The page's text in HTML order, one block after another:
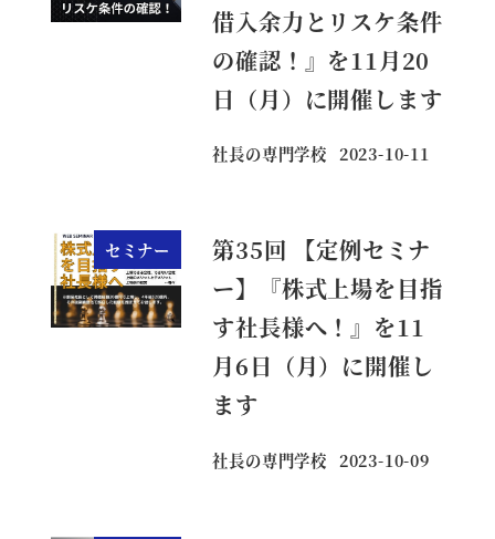
借入余力とリスケ条件
の確認！』を11月20
日（月）に開催します
社長の専門学校
投稿日
2023-10-11
セミナー
第35回 【定例セミナ
ー】『株式上場を目指
す社長様へ！』を11
月6日（月）に開催し
ます
社長の専門学校
投稿日
2023-10-09